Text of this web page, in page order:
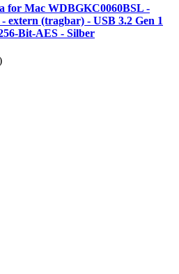
for Mac WDBGKC0060BSL -
extern (tragbar) - USB 3.2 Gen 1
Bit-AES - Silber